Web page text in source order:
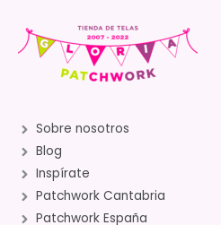
Sobre nosotros
Blog
Inspírate
Patchwork Cantabria
Patchwork España